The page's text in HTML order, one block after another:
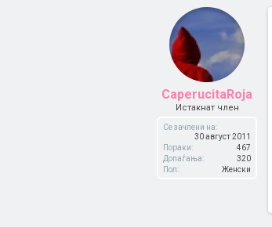
CaperucitaRoja
Истакнат член
Се зачлени на:
30 август 2011
Пораки:
467
Допаѓања:
320
Пол:
Женски